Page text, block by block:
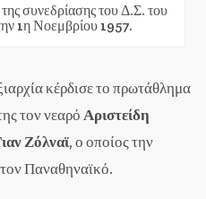
συνεδρίασης του Δ.Σ. του
1η Νοεμβρίου 1957.
κέρδισε το πρωτάθλημα
τον νεαρόΑριστείδη
Ζόλναϊ, ο οποίος την
Παναθηναϊκό.